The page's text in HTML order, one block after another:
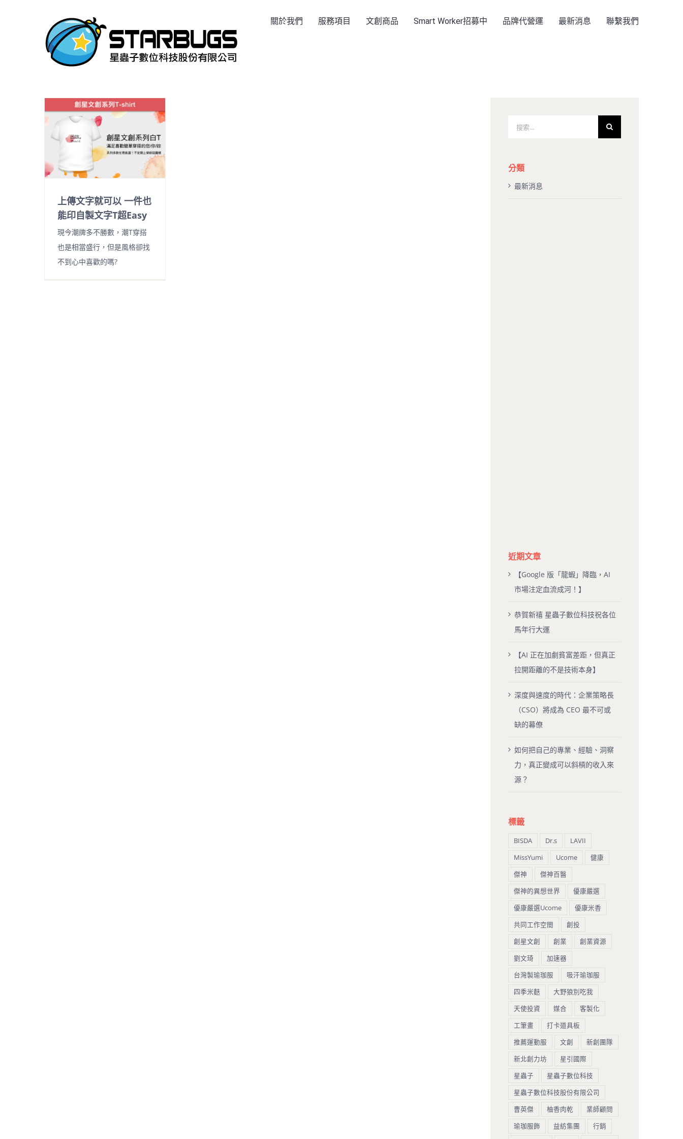
關於我們 服務項目 文創商品 Smart Worker招募中 品牌代營運 最新消息 聯繫我們
上傳文字就可以 一件也
能印自製文字T超Easy
現今潮牌多不勝數，潮T穿搭
也是相當盛行，但是風格卻找
不到心中喜歡的嗎?
果：
分類
最新消息
近期文章
【Google 版「龍蝦」降臨，AI
市場注定血流成河！】
恭賀新禧 星蟲子數位科技祝各位
馬年行大運
【AI 正在加劇貧富差距，但真正
拉開距離的不是技術本身】
深度與速度的時代：企業策略長
（CSO）將成為 CEO 最不可或
缺的幕僚
如何把自己的專業、經驗、洞察
力，真正變成可以斜槓的收入來
源？
標籤
BISDA Dr.s
LAVII
MissYumi
Ucome
健康
傑神
傑神百醫
傑神的異想世界
優康嚴選
優康嚴選Ucome
優康米香
共同工作空間
創投
創星文創
創業
創業資源
劉文琦
加速器
台灣製瑜珈服
吸汗瑜珈服
四季米麩
大野狼別吃我
天使投資
媒合
客製化
工筆畫
打卡道具板
推薦運動服
文創
新創團隊
新北創力坊
星引國際
星蟲子
星蟲子數位科技
星蟲子數位科技股份有限公司
曹英傑
柚香肉乾
業師顧問
瑜珈服飾
益紡集團
行銷